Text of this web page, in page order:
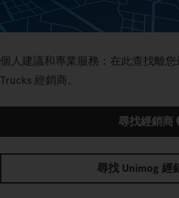
個人建議和專業服務：在此查找離您
Trucks 經銷商。
尋找經銷商
尋找 Unimog 經